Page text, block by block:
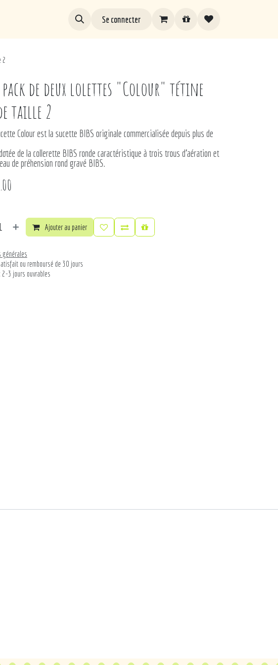
Se connecter
2
pack de deux lolettes "Colour" tétine
taille 2
Colour est la sucette BIBS originale commercialisée depuis plus de
de la collerette BIBS ronde caractéristique à trois trous d’aération et
de préhension rond gravé BIBS.
Ajouter au panier
générales
ou remboursé de 30 jours
2-3 jours ouvrables